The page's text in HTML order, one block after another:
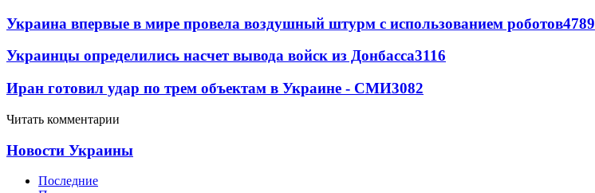
Украина впервые в мире провела воздушный штурм с использованием роботов4789
Украинцы определились насчет вывода войск из Донбасса3116
Иран готовил удар по трем объектам в Украине - СМИ3082
Читать комментарии
Новости Украины
Последние